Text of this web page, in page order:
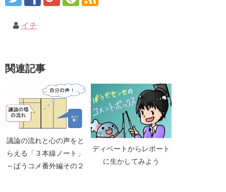
イチ
関連記事
議論の流れと心の声をと
らえる「３本線ノート」
～ぱうコメ番外編その２
ディベートからレポート
に生かしてみよう